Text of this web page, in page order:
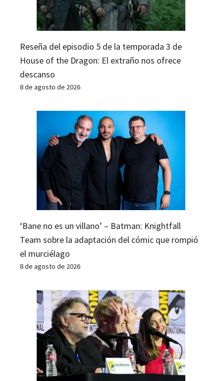
Reseña del episodio 5 de la temporada 3 de
House of the Dragon: El extraño nos ofrece
descanso
8 de agosto de 2026
‘Bane no es un villano’ – Batman: Knightfall
Team sobre la adaptación del cómic que rompió
el murciélago
8 de agosto de 2026